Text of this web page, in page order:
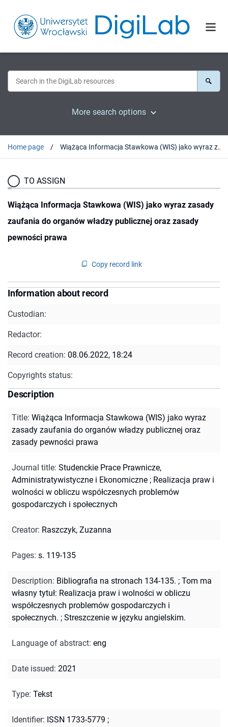
More search options
Home page Wiążąca Informacja Stawkowa (WIS) jako wyraz zasady zaufania do organów władzy publicznej oraz zasady pewności prawa
TO ASSIGN
Wiążąca Informacja Stawkowa (WIS) jako wyraz zasady
zaufania do organów władzy publicznej oraz zasady
pewności prawa
Copy record link
Information about record
Custodian:
Redactor:
Record creation: 08.06.2022, 18:24
Copyrights status:
Description
Title: Wiążąca Informacja Stawkowa (WIS) jako wyraz
zasady zaufania do organów władzy publicznej oraz
zasady pewności prawa
Journal title: Studenckie Prace Prawnicze,
Administratywistyczne i Ekonomiczne ; Realizacja praw i
wolności w obliczu współczesnych problemów
gospodarczych i społecznych
Creator: Raszczyk, Zuzanna
Pages: s. 119-135
Description: Bibliografia na stronach 134-135. ; Tom ma
własny tytuł: Realizacja praw i wolności w obliczu
współczesnych problemów gospodarczych i
społecznych. ; Streszczenie w języku angielskim.
Language of abstract: eng
Date issued: 2021
Type: Tekst
Identifier: ISSN 1733-5779 ;